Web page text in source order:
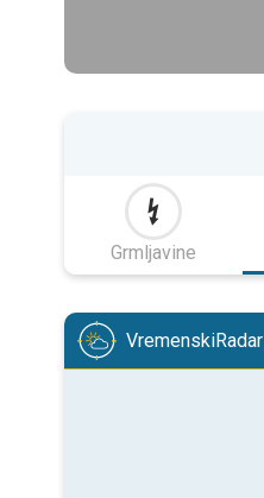
Grmljavine
VremenskiRadar